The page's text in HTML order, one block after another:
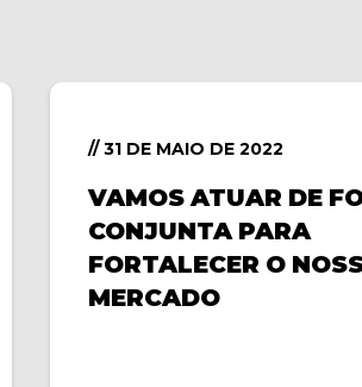
// 31 DE MAIO DE 2022
VAMOS ATUAR DE
CONJUNTA PARA
FORTALECER O
MERCADO